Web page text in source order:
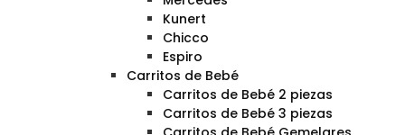
Kunert
Chicco
Espiro
Carritos de Bebé
Carritos de Bebé 2 piezas
Carritos de Bebé 3 piezas